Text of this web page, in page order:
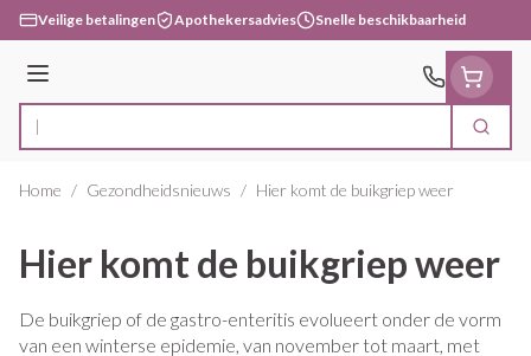
Ga naar de inhoud
Veilige betalingen Apothekersadvies Snelle beschikbaarheid
Menu
Product, merk, categorie... Zoek
Home / Gezondheidsnieuws / Hier komt de buikgriep weer
Hier komt de buikgriep weer
De buikgriep of de gastro-enteritis evolueert onder de vorm
van een winterse epidemie, van november tot maart, met